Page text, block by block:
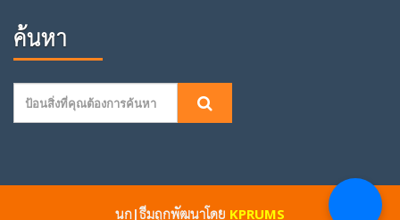
ค้นหา
นก|ธีมถูกพัฒนาโดย KPRUMS